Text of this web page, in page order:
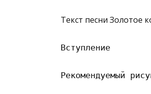
Текст песни Золотое
Вступление
Рекомендуемый